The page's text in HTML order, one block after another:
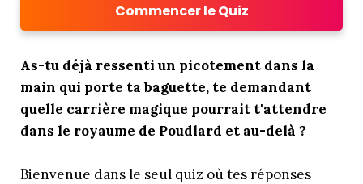
Commencer le Quiz
As-tu déjà ressenti un picotement dans la
main qui porte ta baguette, te demandant
quelle carrière magique pourrait t'attendre
dans le royaume de Poudlard et au-delà ?
Bienvenue dans le seul quiz où tes réponses